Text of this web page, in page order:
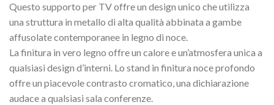
Questo supporto per TV offre un design unico che utilizza
una struttura in metallo di alta qualità abbinata a gambe
affusolate contemporanee in legno di noce.
La finitura in vero legno offre un calore e un’atmosfera unica a
qualsiasi design d’interni. Lo stand in finitura noce profondo
offre un piacevole contrasto cromatico, una dichiarazione
audace a qualsiasi sala conferenze.